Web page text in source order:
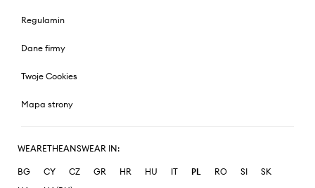
Regulamin
Dane firmy
Twoje Cookies
Mapa strony
WEARETHEANSWEAR IN:
BG CY CZ GR HR HU IT PL RO SI
SK